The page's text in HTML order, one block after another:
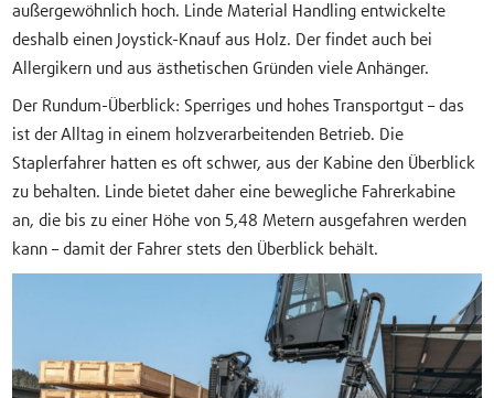
außergewöhnlich hoch. Linde Material Handling entwickelte
deshalb einen Joystick-Knauf aus Holz. Der findet auch bei
Allergikern und aus ästhetischen Gründen viele Anhänger.
Der Rundum-Überblick: Sperriges und hohes Transportgut – das
ist der Alltag in einem holzverarbeitenden Betrieb. Die
Staplerfahrer hatten es oft schwer, aus der Kabine den Überblick
zu behalten. Linde bietet daher eine bewegliche Fahrerkabine
an, die bis zu einer Höhe von 5,48 Metern ausgefahren werden
kann – damit der Fahrer stets den Überblick behält.